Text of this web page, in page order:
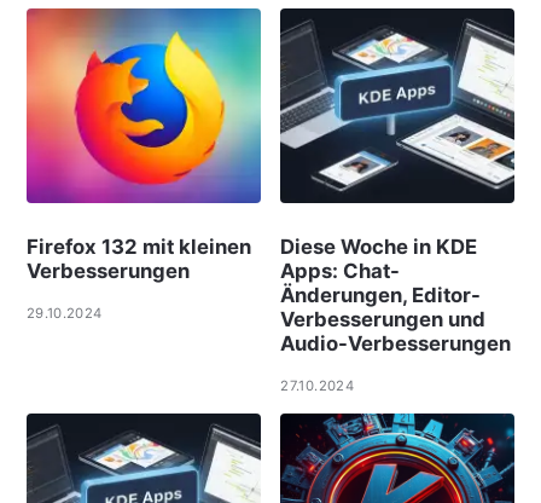
Firefox 132 mit kleinen
Verbesserungen
29.10.2024
Diese Woche in KDE
Apps: Chat-
Änderungen, Editor-
Verbesserungen und
Audio-Verbesserungen
27.10.2024